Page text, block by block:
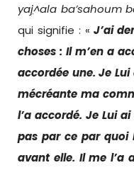
yaj^ala ba’sahoum
qui signifie : « J’ai
choses : Il m’en a
accordée une. Je
mécréante ma
l’a accordé. Je Lui
pas par ce par quoi
avant elle. Il me l’a